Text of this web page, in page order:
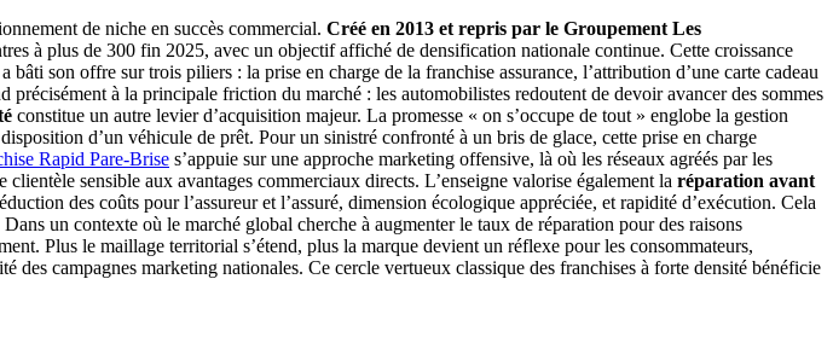
de niche en succès commercial. Créé en 2013 et repris par le Groupement Les
à plus de 300 fin 2025, avec un objectif affiché de densification nationale continue. Cette croissance
bâti son offre sur trois piliers : la prise en charge de la franchise assurance, l’attribution d’une carte cadeau
à la principale friction du marché : les automobilistes redoutent de devoir avancer des sommes
constitue un autre levier d’acquisition majeur. La promesse « on s’occupe de tout » englobe la gestion
d’un véhicule de prêt. Pour un sinistré confronté à un bris de glace, cette prise en charge
Rapid Pare-Brise s’appuie sur une approche marketing offensive, là où les réseaux agréés par les
sensible aux avantages commerciaux directs. L’enseigne valorise également la réparation avant
des coûts pour l’assureur et l’assuré, dimension écologique appréciée, et rapidité d’exécution. Cela
Dans un contexte où le marché global cherche à augmenter le taux de réparation pour des raisons
Plus le maillage territorial s’étend, plus la marque devient un réflexe pour les consommateurs,
campagnes marketing nationales. Ce cercle vertueux classique des franchises à forte densité bénéficie